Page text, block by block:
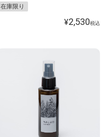
在庫限り
¥2,530税込